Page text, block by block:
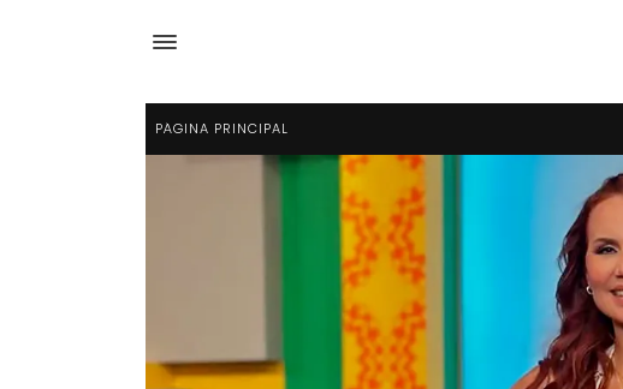
PÁGINA PRINCIPAL